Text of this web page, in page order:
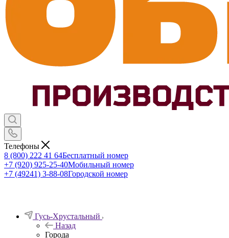
Телефоны
8 (800) 222 41 64Бесплатный номер
+7 (920) 925-25-40Мобильный номер
+7 (49241) 3-88-08Городской номер
Гусь-Хрустальный
Назад
Города